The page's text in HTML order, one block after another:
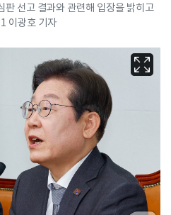
판 선고 결과와 관련해 입장을 밝히고
이광호 기자